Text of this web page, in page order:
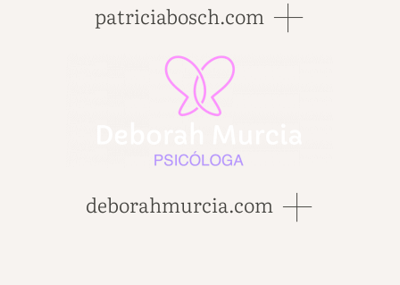
patriciabosch.com
deborahmurcia.com